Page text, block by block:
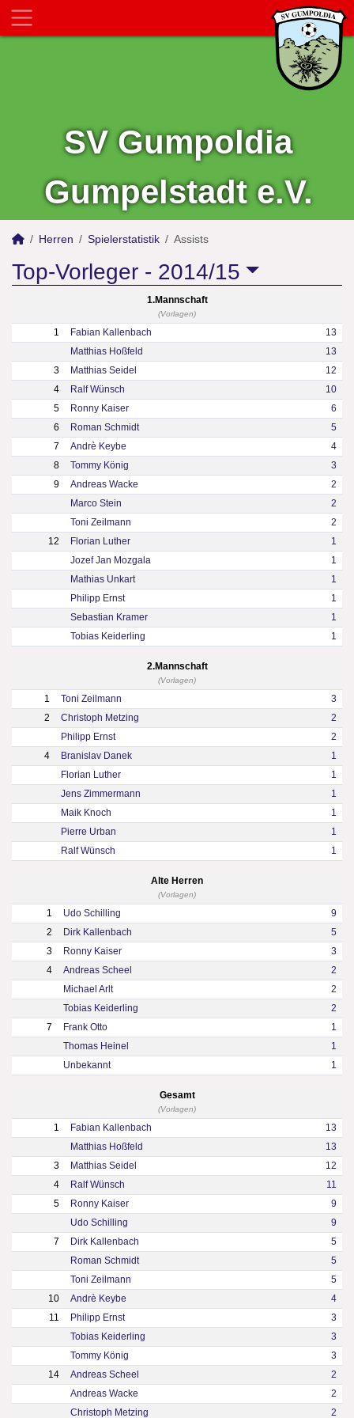
SV Gumpoldia
Gumpelstadt e.V.
Herren Spielerstatistik Assists
Top-Vorleger - 2014/15
1.Mannschaft
(Vorlagen)
1 Fabian Kallenbach
13
Matthias Hoßfeld
13
3
Matthias Seidel
12
4
Ralf Wünsch
10
5
Ronny Kaiser
6
6
Roman Schmidt
5
7
Andrè Keybe
4
8
Tommy König
3
9
Andreas Wacke
2
Marco Stein
2
Toni Zeilmann
2
12
Florian Luther
1
Jozef Jan Mozgala
1
Mathias Unkart
1
Philipp Ernst
1
Sebastian Kramer
1
Tobias Keiderling
1
2.Mannschaft
(Vorlagen)
1 Toni Zeilmann
3
2
Christoph Metzing
2
Philipp Ernst
2
4
Branislav Danek
1
Florian Luther
1
Jens Zimmermann
1
Maik Knoch
1
Pierre Urban
1
Ralf Wünsch
1
Alte Herren
(Vorlagen)
1 Udo Schilling
9
2
Dirk Kallenbach
5
3
Ronny Kaiser
3
4
Andreas Scheel
2
Michael Arlt
2
Tobias Keiderling
2
7
Frank Otto
1
Thomas Heinel
1
Unbekannt
1
Gesamt
(Vorlagen)
1 Fabian Kallenbach
13
Matthias Hoßfeld
13
3
Matthias Seidel
12
4
Ralf Wünsch
11
5
Ronny Kaiser
9
Udo Schilling
9
7
Dirk Kallenbach
5
Roman Schmidt
5
Toni Zeilmann
5
10
Andrè Keybe
4
11
Philipp Ernst
3
Tobias Keiderling
3
Tommy König
3
14
Andreas Scheel
2
Andreas Wacke
2
Christoph Metzing
2